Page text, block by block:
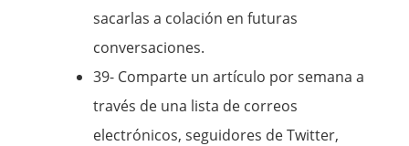
sacarlas a colación en futuras
conversaciones.
39- Comparte un artículo por semana a
través de una lista de correos
electrónicos, seguidores de Twitter,